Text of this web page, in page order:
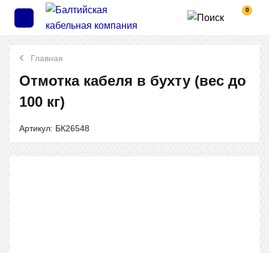
0
Главная
Отмотка кабеля в бухту (вес до
100 кг)
Артикул: БК26548